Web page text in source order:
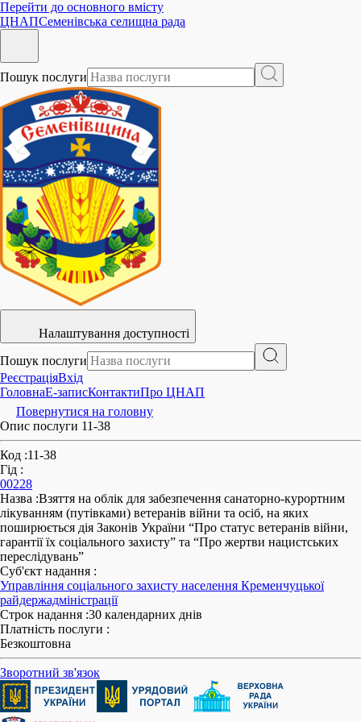
Перейти до основного вмісту
ЦНАПСеменівська селищна рада
Пошук послуги
Налаштування доступності
Пошук послуги
РеєстраціяВхід
ГоловнаE-записКонтактиПро ЦНАП
Повернутися на головну
Опис послуги 11-38
Код :11-38
Гід :
00228
Назва :Взяття на облік для забезпечення санаторно-курортним
лікуванням (путівками) ветеранів війни та осіб, на яких
поширюється дія Законів України “Про статус ветеранів війни,
гарантії їх соціального захисту” та “Про жертви нацистських
переслідувань”
Суб'єкт надання :
Управління соціального захисту населення Кременчуцької
райдержадміністрації
Строк надання :30 календарних днів
Платність послуги :
Безкоштовна
Зворотний зв'язок